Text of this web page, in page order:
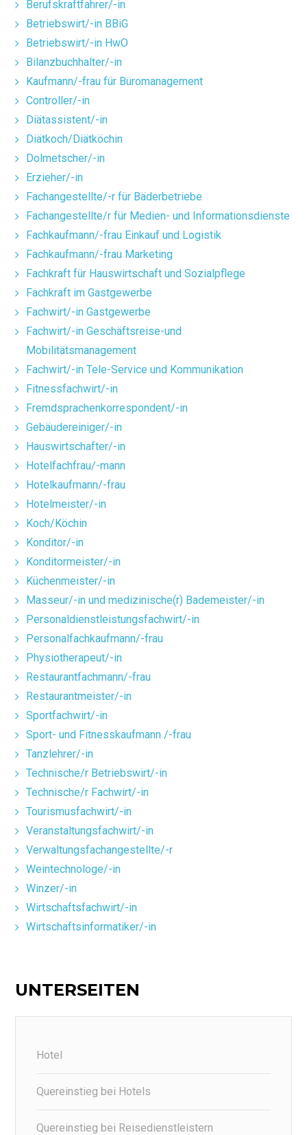
Berufskraftfahrer/-in
Betriebswirt/-in BBiG
Betriebswirt/-in HwO
Bilanzbuchhalter/-in
Kaufmann/-frau für Büromanagement
Controller/-in
Diätassistent/-in
Diätkoch/Diätköchin
Dolmetscher/-in
Erzieher/-in
Fachangestellte/-r für Bäderbetriebe
Fachangestellte/r für Medien- und Informationsdienste
Fachkaufmann/-frau Einkauf und Logistik
Fachkaufmann/-frau Marketing
Fachkraft für Hauswirtschaft und Sozialpflege
Fachkraft im Gastgewerbe
Fachwirt/-in Gastgewerbe
Fachwirt/-in Geschäftsreise-und
Mobilitätsmanagement
Fachwirt/-in Tele-Service und Kommunikation
Fitnessfachwirt/-in
Fremdsprachenkorrespondent/-in
Gebäudereiniger/-in
Hauswirtschafter/-in
Hotelfachfrau/-mann
Hotelkaufmann/-frau
Hotelmeister/-in
Koch/Köchin
Konditor/-in
Konditormeister/-in
Küchenmeister/-in
Masseur/-in und medizinische(r) Bademeister/-in
Personaldienstleistungsfachwirt/-in
Personalfachkaufmann/-frau
Physiotherapeut/-in
Restaurantfachmann/-frau
Restaurantmeister/-in
Sportfachwirt/-in
Sport- und Fitnesskaufmann /-frau
Tanzlehrer/-in
Technische/r Betriebswirt/-in
Technische/r Fachwirt/-in
Tourismusfachwirt/-in
Veranstaltungsfachwirt/-in
Verwaltungsfachangestellte/-r
Weintechnologe/-in
Winzer/-in
Wirtschaftsfachwirt/-in
Wirtschaftsinformatiker/-in
UNTERSEITEN
Hotel
Quereinstieg bei Hotels
Quereinstieg bei Reisedienstleistern